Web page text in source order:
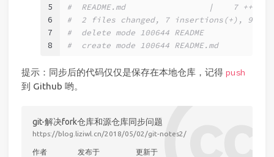
5
6
7
8
#  README.md                 |    7 ++++++
#  2 files changed, 7 insertions(+), 9
#  delete mode 100644 README
#  create mode 100644 README.md
提示：同步后的代码仅仅是保存在本地仓库，记得 push
到 Github 哟。
git-解决fork仓库和源仓库同步问题
https://blog.liziwl.cn/2018/05/02/git-notes2/
作者 发布于 更新于